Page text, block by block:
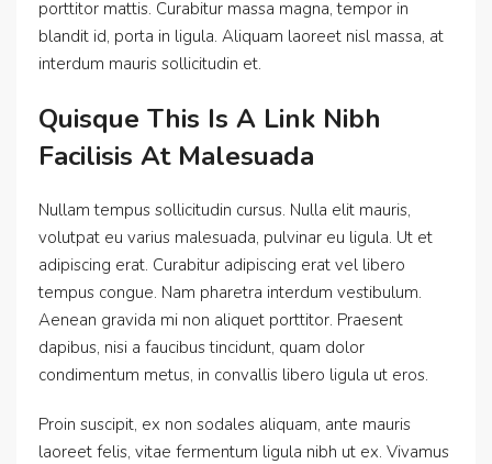
porttitor mattis. Curabitur massa magna, tempor in
blandit id, porta in ligula. Aliquam laoreet nisl massa, at
interdum mauris sollicitudin et.
Quisque This Is A Link Nibh
Facilisis At Malesuada
Nullam tempus sollicitudin cursus. Nulla elit mauris,
volutpat eu varius malesuada, pulvinar eu ligula. Ut et
adipiscing erat. Curabitur adipiscing erat vel libero
tempus congue. Nam pharetra interdum vestibulum.
Aenean gravida mi non aliquet porttitor. Praesent
dapibus, nisi a faucibus tincidunt, quam dolor
condimentum metus, in convallis libero ligula ut eros.
Proin suscipit, ex non sodales aliquam, ante mauris
laoreet felis, vitae fermentum ligula nibh ut ex. Vivamus